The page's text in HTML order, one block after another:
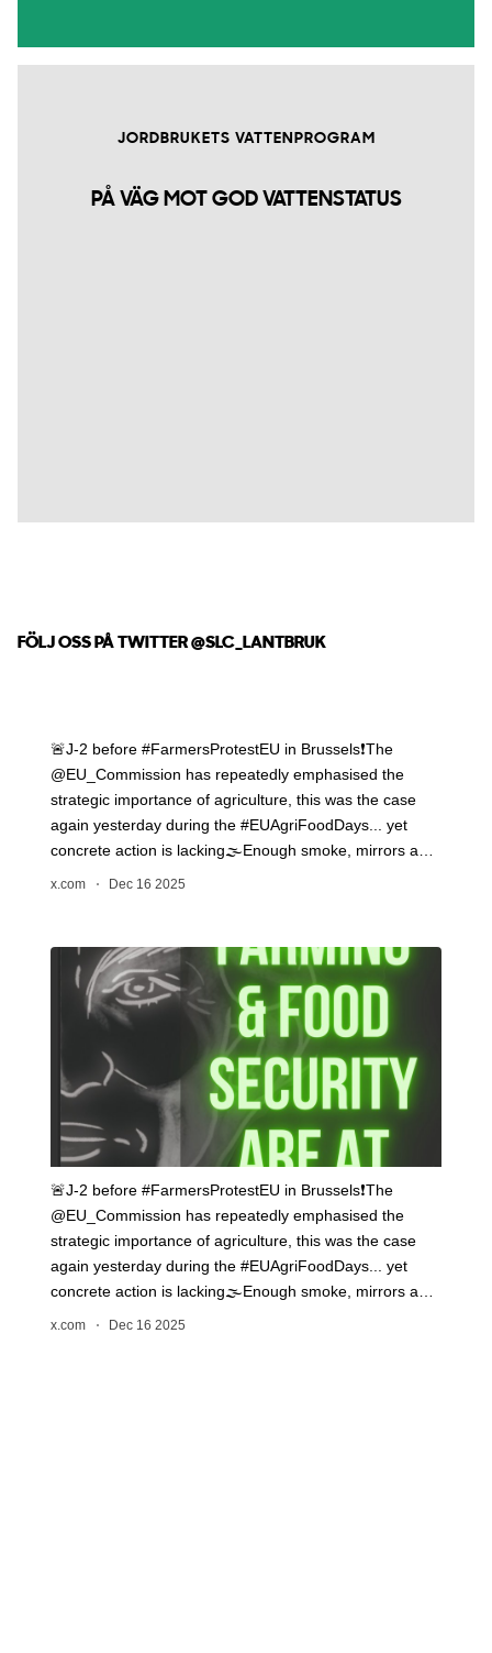
JORDBRUKETS VATTENPROGRAM
PÅ VÄG MOT GOD VATTENSTATUS
FÖLJ OSS PÅ TWITTER@SLC_LANTBRUK